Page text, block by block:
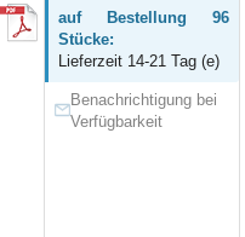
auf Bestellung 96
Stücke:
Lieferzeit 14-21 Tag (e)
Benachrichtigung bei
Verfügbarkeit